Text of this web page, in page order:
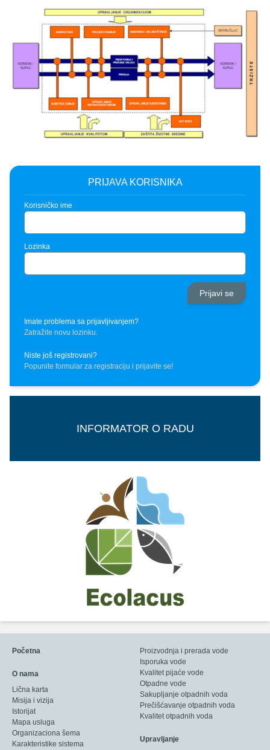
PRIJAVA KORISNIKA
Korisničko ime
Lozinka
Imate problema sa prijavljivanjem?
Zatražite novu lozinku.
Niste još registrovani?
Popunite formular za registraciju i prijavite se!
INFORMATOR O RADU
Početna
O nama
Lična karta
Misija i vizija
Istorijat
Mapa usluga
Organizaciona šema
Karakteristike sistema
Proizvodnja i prerada vode
Isporuka vode
Kvalitet pijaće vode
Otpadne vode
Sakupljanje otpadnih voda
Prečišćavanje otpadnih voda
Kvalitet otpadnih voda
Upravljanje